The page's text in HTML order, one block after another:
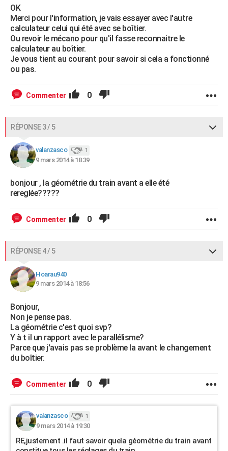
OK
Merci pour l'information, je vais essayer avec l'autre
calculateur celui qui été avec se boîtier.
Ou revoir le mécano pour qu'il fasse reconnaitre le
calculateur au boîtier.
Je vous tient au courant pour savoir si cela a fonctionné
ou pas.
Commenter 0
RÉPONSE 3 / 5
valanzasco 1
9 mars 2014 à 18:39
bonjour , la géométrie du train avant a elle été
rereglée?????
Commenter 0
RÉPONSE 4 / 5
Hoarau940
9 mars 2014 à 18:56
Bonjour,
Non je pense pas.
La géométrie c'est quoi svp?
Y à t il un rapport avec le parallélisme?
Parce que j'avais pas se problème la avant le changement
du boîtier.
Commenter 0
valanzasco 1
9 mars 2014 à 19:30
RE,justement .il faut savoir quela géométrie du train avant